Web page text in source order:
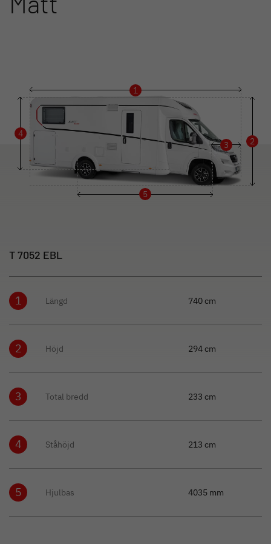
1
2
3
4
5
T 7052 EBL
1 Längd 740 cm
2 Höjd 294 cm
3 Total bredd 233 cm
4 Ståhöjd 213 cm
5 Hjulbas 4035 mm